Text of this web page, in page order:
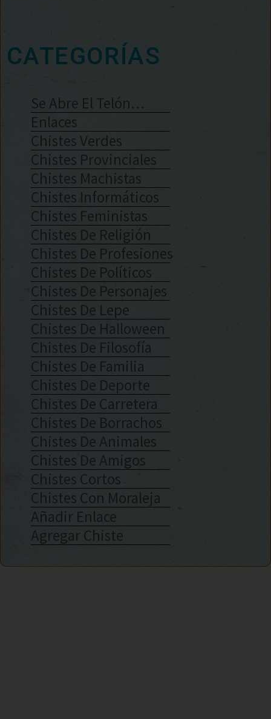
CATEGORÍAS
Se Abre El Telón…
Enlaces
Chistes Verdes
Chistes Provinciales
Chistes Machistas
Chistes Informáticos
Chistes Feministas
Chistes De Religión
Chistes De Profesiones
Chistes De Políticos
Chistes De Personajes
Chistes De Lepe
Chistes De Halloween
Chistes De Filosofía
Chistes De Familia
Chistes De Deporte
Chistes De Carretera
Chistes De Borrachos
Chistes De Animales
Chistes De Amigos
Chistes Cortos
Chistes Con Moraleja
Añadir Enlace
Agregar Chiste